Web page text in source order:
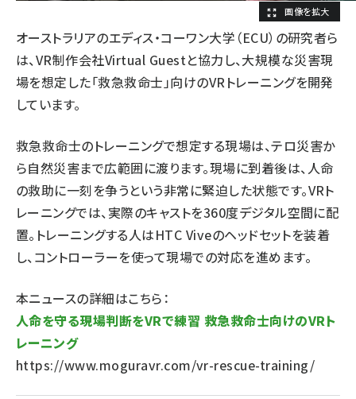
オーストラリアのエディス・コーワン大学（ECU）の研究者ら
は、VR制作会社Virtual Guestと協力し、大規模な災害現
場を想定した「救急救命士」向けのVRトレーニングを開発
しています。
救急救命士のトレーニングで想定する現場は、テロ災害か
ら自然災害まで広範囲に渡ります。現場に到着後は、人命
の救助に一刻を争うという非常に緊迫した状態です。VRト
レーニングでは、実際のキャストを360度デジタル空間に配
置。トレーニングする人はHTC Viveのヘッドセットを装着
し、コントローラーを使って現場での対応を進めます。
本ニュースの詳細はこちら：
人命を守る現場判断をVRで練習 救急救命士向けのVRト
レーニング
https://www.moguravr.com/vr-rescue-training/